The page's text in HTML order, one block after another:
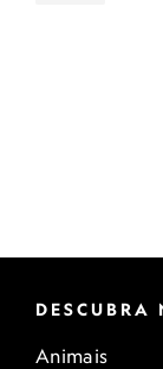
DESCUBRA
Animais